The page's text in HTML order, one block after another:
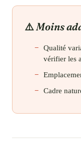
Moins
Qualité
vérifier les
Cadre